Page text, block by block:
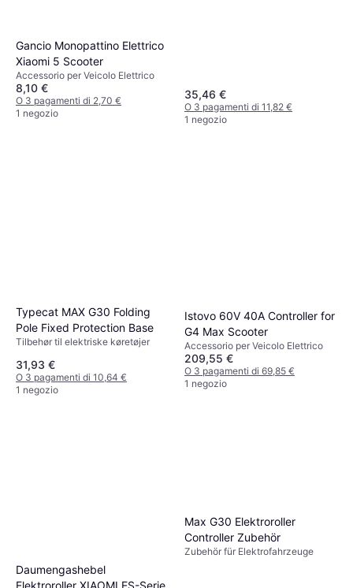
Gancio Monopattino Elettrico
Xiaomi 5 Scooter
Accessorio per Veicolo Elettrico
8,10 €
O 3 pagamenti di 2,70 €
1 negozio
35,46 €
O 3 pagamenti di 11,82 €
1 negozio
Typecat MAX G30 Folding
Pole Fixed Protection Base
Tilbehør til elektriske køretøjer
31,93 €
O 3 pagamenti di 10,64 €
1 negozio
Istovo 60V 40A Controller for
G4 Max Scooter
Accessorio per Veicolo Elettrico
209,55 €
O 3 pagamenti di 69,85 €
1 negozio
Daumengashebel
Elektroroller XIAOMI ES-Serie
Max G30 Elektroroller
Controller Zubehör
Zubehör für Elektrofahrzeuge